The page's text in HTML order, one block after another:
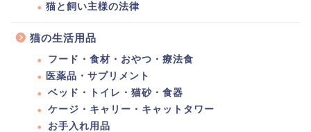
猫と飼い主様の法律
猫の生活用品
フード・食材・おやつ・療法食
医薬品・サプリメント
ベッド・トイレ・猫砂・食器
ケージ・キャリー・キャットタワー
お手入れ用品